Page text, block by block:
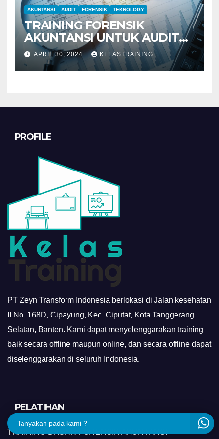
AKUNTANSI AUDIT FORENSIK TEKNOLOGY
TRAINING FORENSIK
AKUNTANSI UNTUK AUDIT
INVESTIGATIF
APRIL 30, 2024 KELASTRAINING
PROFILE
PT Zeyn Transform Indonesia berlokasi di Jalan kesehatan
II No. 168D, Cipayung, Kec. Ciputat, Kota Tanggerang
Selatan, Banten. Kami dapat menyelenggarakan training
baik secara offline maupun online, dan secara offline dapat
diselenggarakan di seluruh Indonesia.
PELATIHAN
TRAINING DASAR FORENSIK AKUNTANSI
Tanyakan pada kami ?